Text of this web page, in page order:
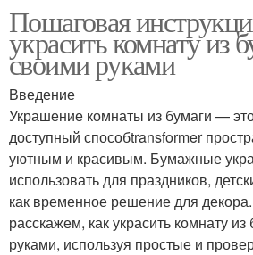
Пошаговая
украсить комнату из
своими руками
Введение
Украшение комнаты из бумаги —
доступный способtransformer
уютным и красивым. Бумажные
использовать для праздников,
как временное решение для
расскажем, как украсить комнату
руками, используя простые и